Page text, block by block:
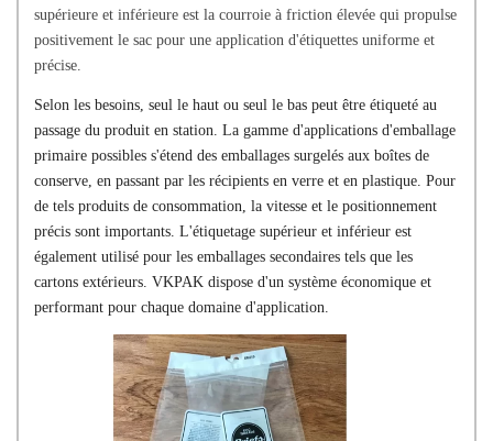
supérieure et inférieure est la courroie à friction élevée qui propulse
positivement le sac pour une application d'étiquettes uniforme et
précise.
Selon les besoins, seul le haut ou seul le bas peut être étiqueté au
passage du produit en station. La gamme d'applications d'emballage
primaire possibles s'étend des emballages surgelés aux boîtes de
conserve, en passant par les récipients en verre et en plastique. Pour
de tels produits de consommation, la vitesse et le positionnement
précis sont importants. L'étiquetage supérieur et inférieur est
également utilisé pour les emballages secondaires tels que les
cartons extérieurs. VKPAK dispose d'un système économique et
performant pour chaque domaine d'application.